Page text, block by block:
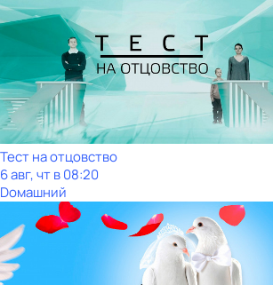
Тест на отцовство
6 авг, чт в 08:20
Dомашний